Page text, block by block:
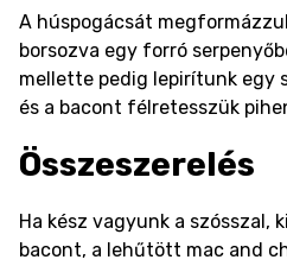
A húspogácsát
borsozva egy forró
mellette pedig lepirítunk egy
és a bacont félretesszük
Összeszerelés
Ha kész vagyunk a szósszal,
bacont, a lehűtött mac and